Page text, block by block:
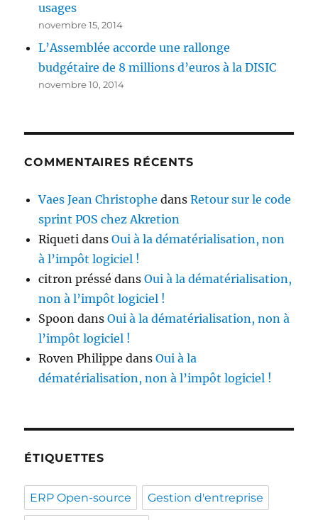
usages
novembre 15, 2014
L’Assemblée accorde une rallonge
budgétaire de 8 millions d’euros à la DISIC
novembre 10, 2014
COMMENTAIRES RÉCENTS
Vaes Jean Christophe dansRetour sur le code
sprint POS chez Akretion
Riqueti dansOui à la dématérialisation, non
à l’impôt logiciel !
citron préssé dansOui à la dématérialisation,
non à l’impôt logiciel !
Spoon dansOui à la dématérialisation, non à
l’impôt logiciel !
Roven Philippe dansOui à la
dématérialisation, non à l’impôt logiciel !
ÉTIQUETTES
ERP Open-source Gestion d'entreprise